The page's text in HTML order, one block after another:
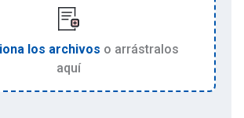
los archivos o arrástralos
aquí